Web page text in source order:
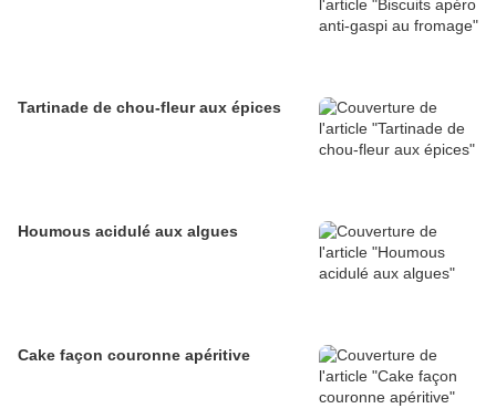
Tartinade de chou-fleur aux épices
Houmous acidulé aux algues
Cake façon couronne apéritive